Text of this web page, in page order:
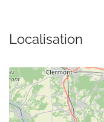
Localisation